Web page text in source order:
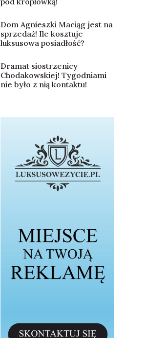
Dom Agnieszki Maciąg jest na
sprzedaż! Ile kosztuje
luksusowa posiadłość?
Dramat siostrzenicy
Chodakowskiej! Tygodniami
nie było z nią kontaktu!